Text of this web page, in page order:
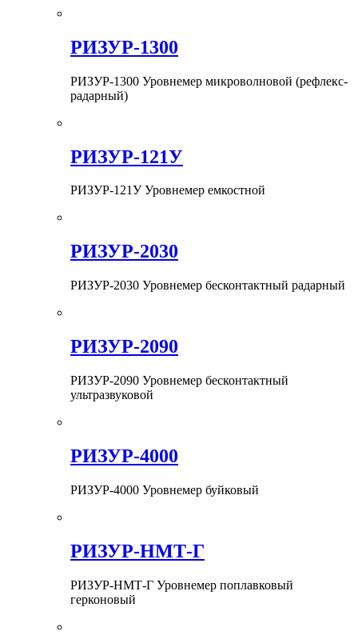
РИЗУР-1300
РИЗУР-1300 Уровнемер микроволновой (рефлекс-
радарный)
РИЗУР-121У
РИЗУР-121У Уровнемер емкостной
РИЗУР-2030
РИЗУР-2030 Уровнемер бесконтактный радарный
РИЗУР-2090
РИЗУР-2090 Уровнемер бесконтактный
ультразвуковой
РИЗУР-4000
РИЗУР-4000 Уровнемер буйковый
РИЗУР‑НМТ-Г
РИЗУР‑НМТ-Г Уровнемер поплавковый
герконовый